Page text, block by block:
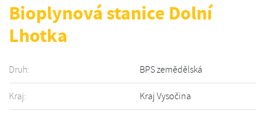
Bioplynová stanice Dolní
Lhotka
Druh: BPS zemědělská
Kraj: Kraj Vysočina